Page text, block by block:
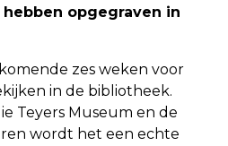
opgegraven in
zes weken voor
in de bibliotheek.
Teyers Museum en de
wordt het een echte